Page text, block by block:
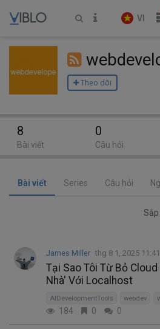
VI
Theo dõi
Bài viết Series Câu hỏi
James Miller thg 8 1, 2025
Tại Sao Tôi Từ Bỏ Cloud
Nhà' Với Localhost
AIDevelopmentTools webdev
184 0 0
8
Bài viết
0
Câu hỏi